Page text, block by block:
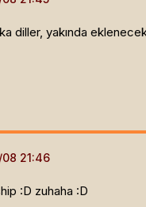
diller, yakında
:D zuhaha :D